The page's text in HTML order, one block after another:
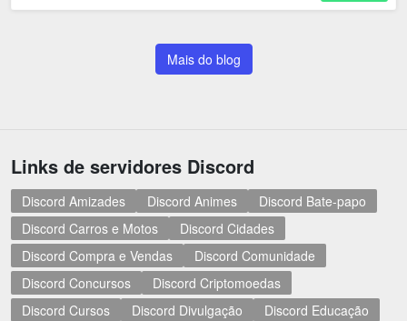
Mais do blog
Links de servidores Discord
Discord Amizades Discord Animes
Discord Bate-papo
Discord Carros e Motos
Discord Cidades
Discord Compra e Vendas
Discord Comunidade
Discord Concursos
Discord Criptomoedas
Discord Cursos
Discord Divulgação
Discord Educação